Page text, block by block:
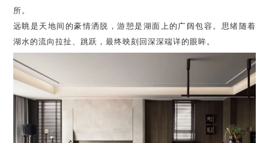
所。
远眺是天地间的豪情洒脱，游憩是湖面上的广阔包容。思绪随着
湖水的流向拉扯、跳跃，最终映刻回深深端详的眼眸。